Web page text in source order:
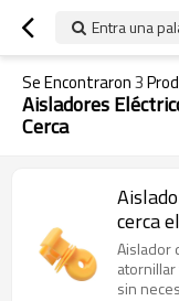
Entra una
Se Encontraron3
Aisladores
Cerca
cerca
Aislador
sin